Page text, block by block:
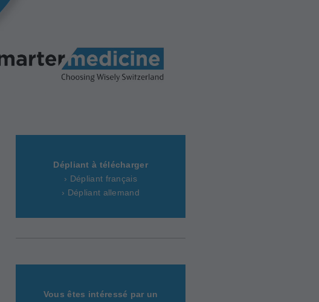
Dépliant à télécharger
› Dépliant français
› Dépliant allemand
Vous êtes intéressé par un